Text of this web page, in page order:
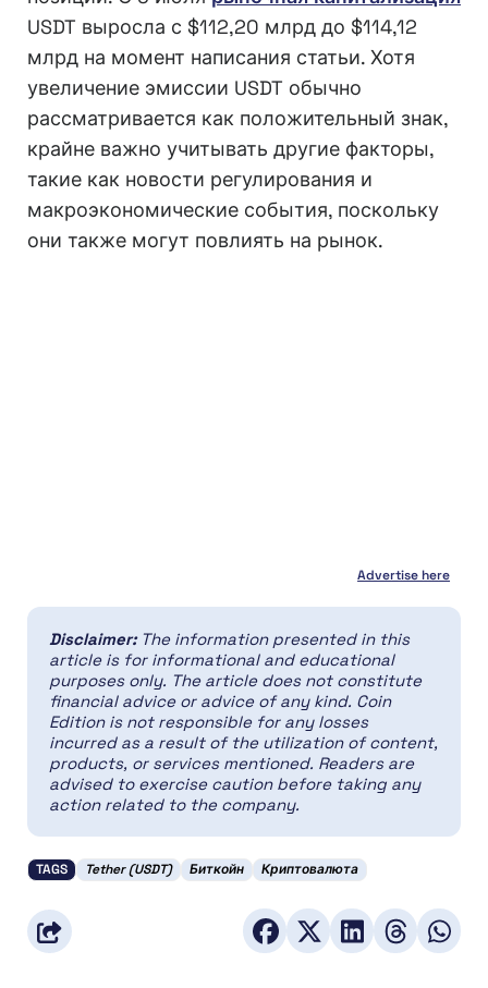
USDT выросла с $112,20 млрд до $114,12
млрд на момент написания статьи. Хотя
увеличение эмиссии USDT обычно
рассматривается как положительный знак,
крайне важно учитывать другие факторы,
такие как новости регулирования и
макроэкономические события, поскольку
они также могут повлиять на рынок.
Advertise here
Disclaimer: The information presented in this
article is for informational and educational
purposes only. The article does not constitute
financial advice or advice of any kind. Coin
Edition is not responsible for any losses
incurred as a result of the utilization of content,
products, or services mentioned. Readers are
advised to exercise caution before taking any
action related to the company.
TAGS Tether (USDT) Биткойн Криптовалюта